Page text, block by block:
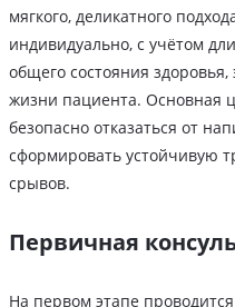
мягкого, деликатного
индивидуально, с учётом
общего состояния
жизни пациента. Основная
безопасно отказаться от
сформировать устойчивую
срывов.
Первичная
На первом этапе